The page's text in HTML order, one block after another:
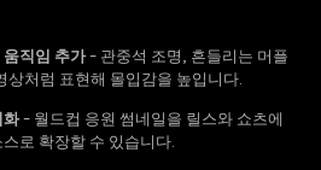
직임 추가- 관중석 조명, 흔들리는 머플
상처럼 표현해 몰입감을 높입니다.
화- 월드컵 응원 썸네일을 릴스와 쇼츠에
로 확장할 수 있습니다.